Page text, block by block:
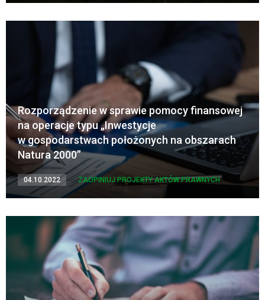
Rozporządzenie w sprawie pomocy finansowej
na operacje typu „Inwestycje
w gospodarstwach położonych na obszarach
Natura 2000”
04.10.2022 ZAOPINIUJ PROJEKTY AKTÓW PRAWNYCH